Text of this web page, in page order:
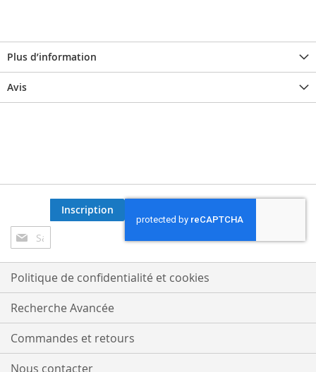
Plus d’information
Avis
Inscription
à
notre
lettre
d’information
:
Inscription
Politique de confidentialité et cookies
Recherche Avancée
Commandes et retours
Nous contacter